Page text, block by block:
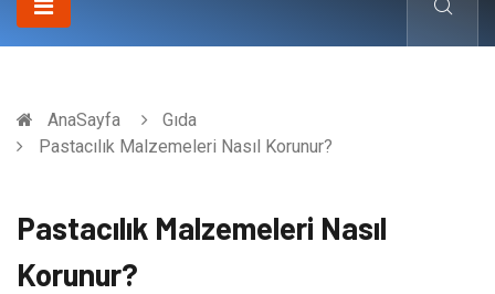
AnaSayfa
Gıda
Pastacılık Malzemeleri Nasıl Korunur?
Pastacılık Malzemeleri Nasıl
Korunur?